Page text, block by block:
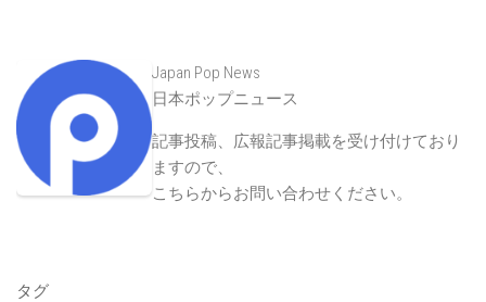
Japan Pop News
日本ポップニュース
記事投稿、広報記事掲載を受け付けており
ますので、
こちらからお問い合わせください。
タグ